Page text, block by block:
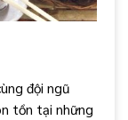
đội ngũ
tồn tại những